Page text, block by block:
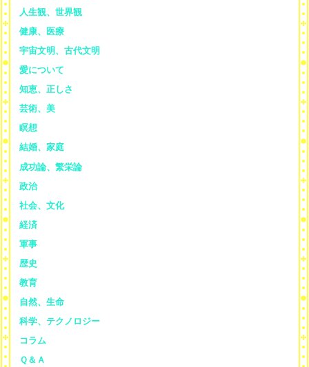
人生観、世界観
健康、医療
宇宙文明、古代文明
愛について
知恵、正しさ
芸術、美
瞑想
結婚、家庭
成功論、繁栄論
政治
社会、文化
経済
軍事
歴史
教育
自然、生命
科学、テクノロジー
コラム
Ｑ＆Ａ